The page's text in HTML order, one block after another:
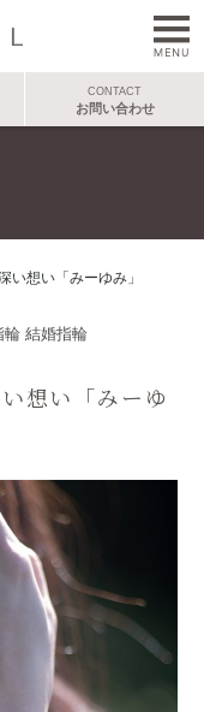
CONTACT
お問い合わせ
い想い「みーゆみ」
輪 結婚指輪
想い「みーゆ